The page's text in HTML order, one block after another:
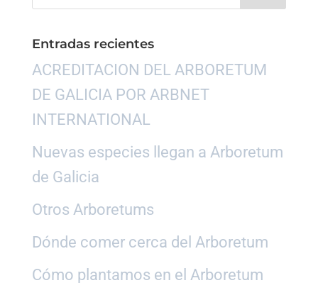
Entradas recientes
ACREDITACION DEL ARBORETUM
DE GALICIA POR ARBNET
INTERNATIONAL
Nuevas especies llegan a Arboretum
de Galicia
Otros Arboretums
Dónde comer cerca del Arboretum
Cómo plantamos en el Arboretum